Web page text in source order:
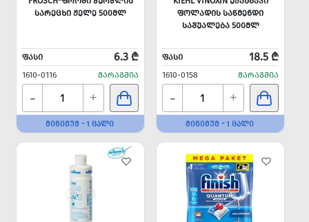
ᲡᲐᲠᲔᲪᲮᲘ ᲟᲔᲚᲔ 500ᲛᲚ
ᲤᲐᲡᲘ 6.3 ₾
1610-0116 ᲛᲐᲠᲐᲒᲨᲘᲐ
- +
ᲛᲘᲜᲘᲛᲣᲛ - 1 ᲪᲐᲚᲘ
ᲤᲝᲚᲐᲓᲘᲡ ᲡᲐᲬᲛᲔᲜᲓᲘ
ᲡᲐᲨᲣᲐᲚᲔᲑᲐ 500ᲛᲚ
ᲤᲐᲡᲘ 18.5 ₾
1610-0158 ᲛᲐᲠᲐᲒᲨᲘᲐ
- +
ᲛᲘᲜᲘᲛᲣᲛ - 1 ᲪᲐᲚᲘ